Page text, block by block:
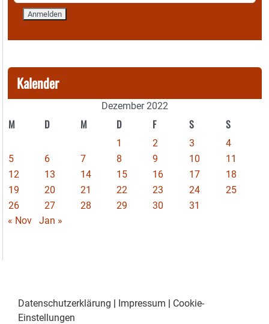
Kalender
Dezember 2022
M D M D F S S
1 2 3
4
5
6 7 8 9 10
11
12
13 14 15 16 17
18
19
20 21 22 23 24
25
26
27 28 29 30
31
« Nov
Jan »
Datenschutzerklärung | Impressum | Cookie-
Einstellungen